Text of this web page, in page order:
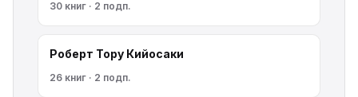
30 книг · 2 подп.
Роберт Тору Кийосаки
26 книг · 2 подп.